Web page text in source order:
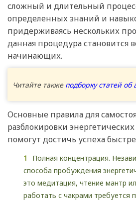
сложный и длительный
определенных знаний и
придерживаясь нескольких
данная процедура становится
начинающих.
Читайте также подборку статей об
Основные правила для
разблокировки
помогут достичь успеха
Полная концентрация.
способа пробуждения
это медитация, чтение мантр
работать с чакрами требуется